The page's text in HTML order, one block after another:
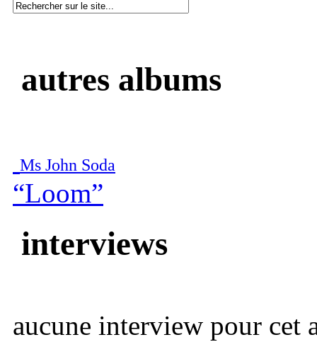
autres albums
Ms John Soda
“Loom”
interviews
aucune interview pour cet